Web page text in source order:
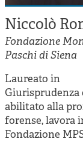
Archivio
Argomenti
Impresa
Innovazione
Cooperative di
Impresa sociale
Acini di fuoco -
Valutazione e
Sostienici
Niccolò
Fondazione
Paschi di Siena
Laureato in
Giurisprudenza
abilitato alla
forense, lavora
Fondazione